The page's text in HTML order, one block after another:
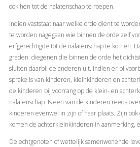
ook hen tot de nalatenschap te roepen.
Indien vaststaat naar welke orde dient te
te worden nagegaan wie binnen de orde zelf
erfgerechtigde tot de nalatenschap te komen.
graden: diegenen die binnen de orde het
sluiten daarbij de anderen uit. Indien er
sprake is van kinderen, kleinkinderen en
de kinderen bij voorrang op de klein- en
nalatenschap. Is een van de kinderen reeds
kinderen evenwel in zijn of haar plaats. Zijn
komen de achterkleinkinderen in aanmerking,
De echtgenoten of wettelijk samenwonende